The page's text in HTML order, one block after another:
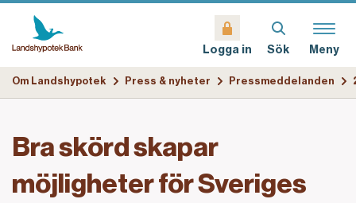
Logga in Sök Meny
Om Landshypotek Press & nyheter Pressmeddelanden
Bra skörd skapar
möjligheter för Sveriges